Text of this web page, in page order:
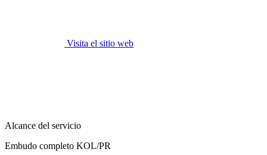
Visita el sitio web
Alcance del servicio
Embudo completo KOL/PR